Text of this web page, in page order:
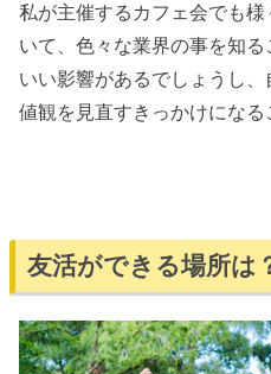
私が主催するカフェ会でも
いて、色々な業界の事を知
いい影響があるでしょうし
値観を見直すきっかけになる
友活ができる場所は